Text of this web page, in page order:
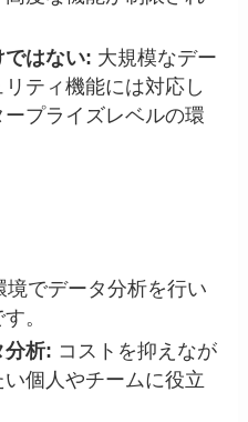
ではない: 大規模なデー
ティ機能には対応し
プライズレベルの環
境でデータ分析を行い
。
分析: コストを抑えなが
個人やチームに役立